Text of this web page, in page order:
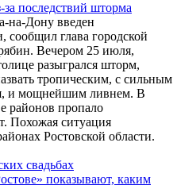
последствий шторма
на-Дону введен
глава городской
Вечером 25 июля,
разыгрался шторм,
тропическим, с сильным
и мощнейшим ливнем. В
районов пропало
Похожая ситуация
Ростовской области.
показывают, каким